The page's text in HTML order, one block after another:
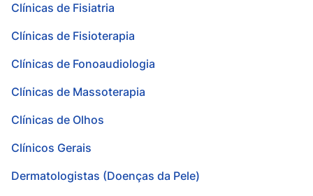
Clínicas de Fisiatria
Clínicas de Fisioterapia
Clínicas de Fonoaudiologia
Clínicas de Massoterapia
Clínicas de Olhos
Clínicos Gerais
Dermatologistas (Doenças da Pele)